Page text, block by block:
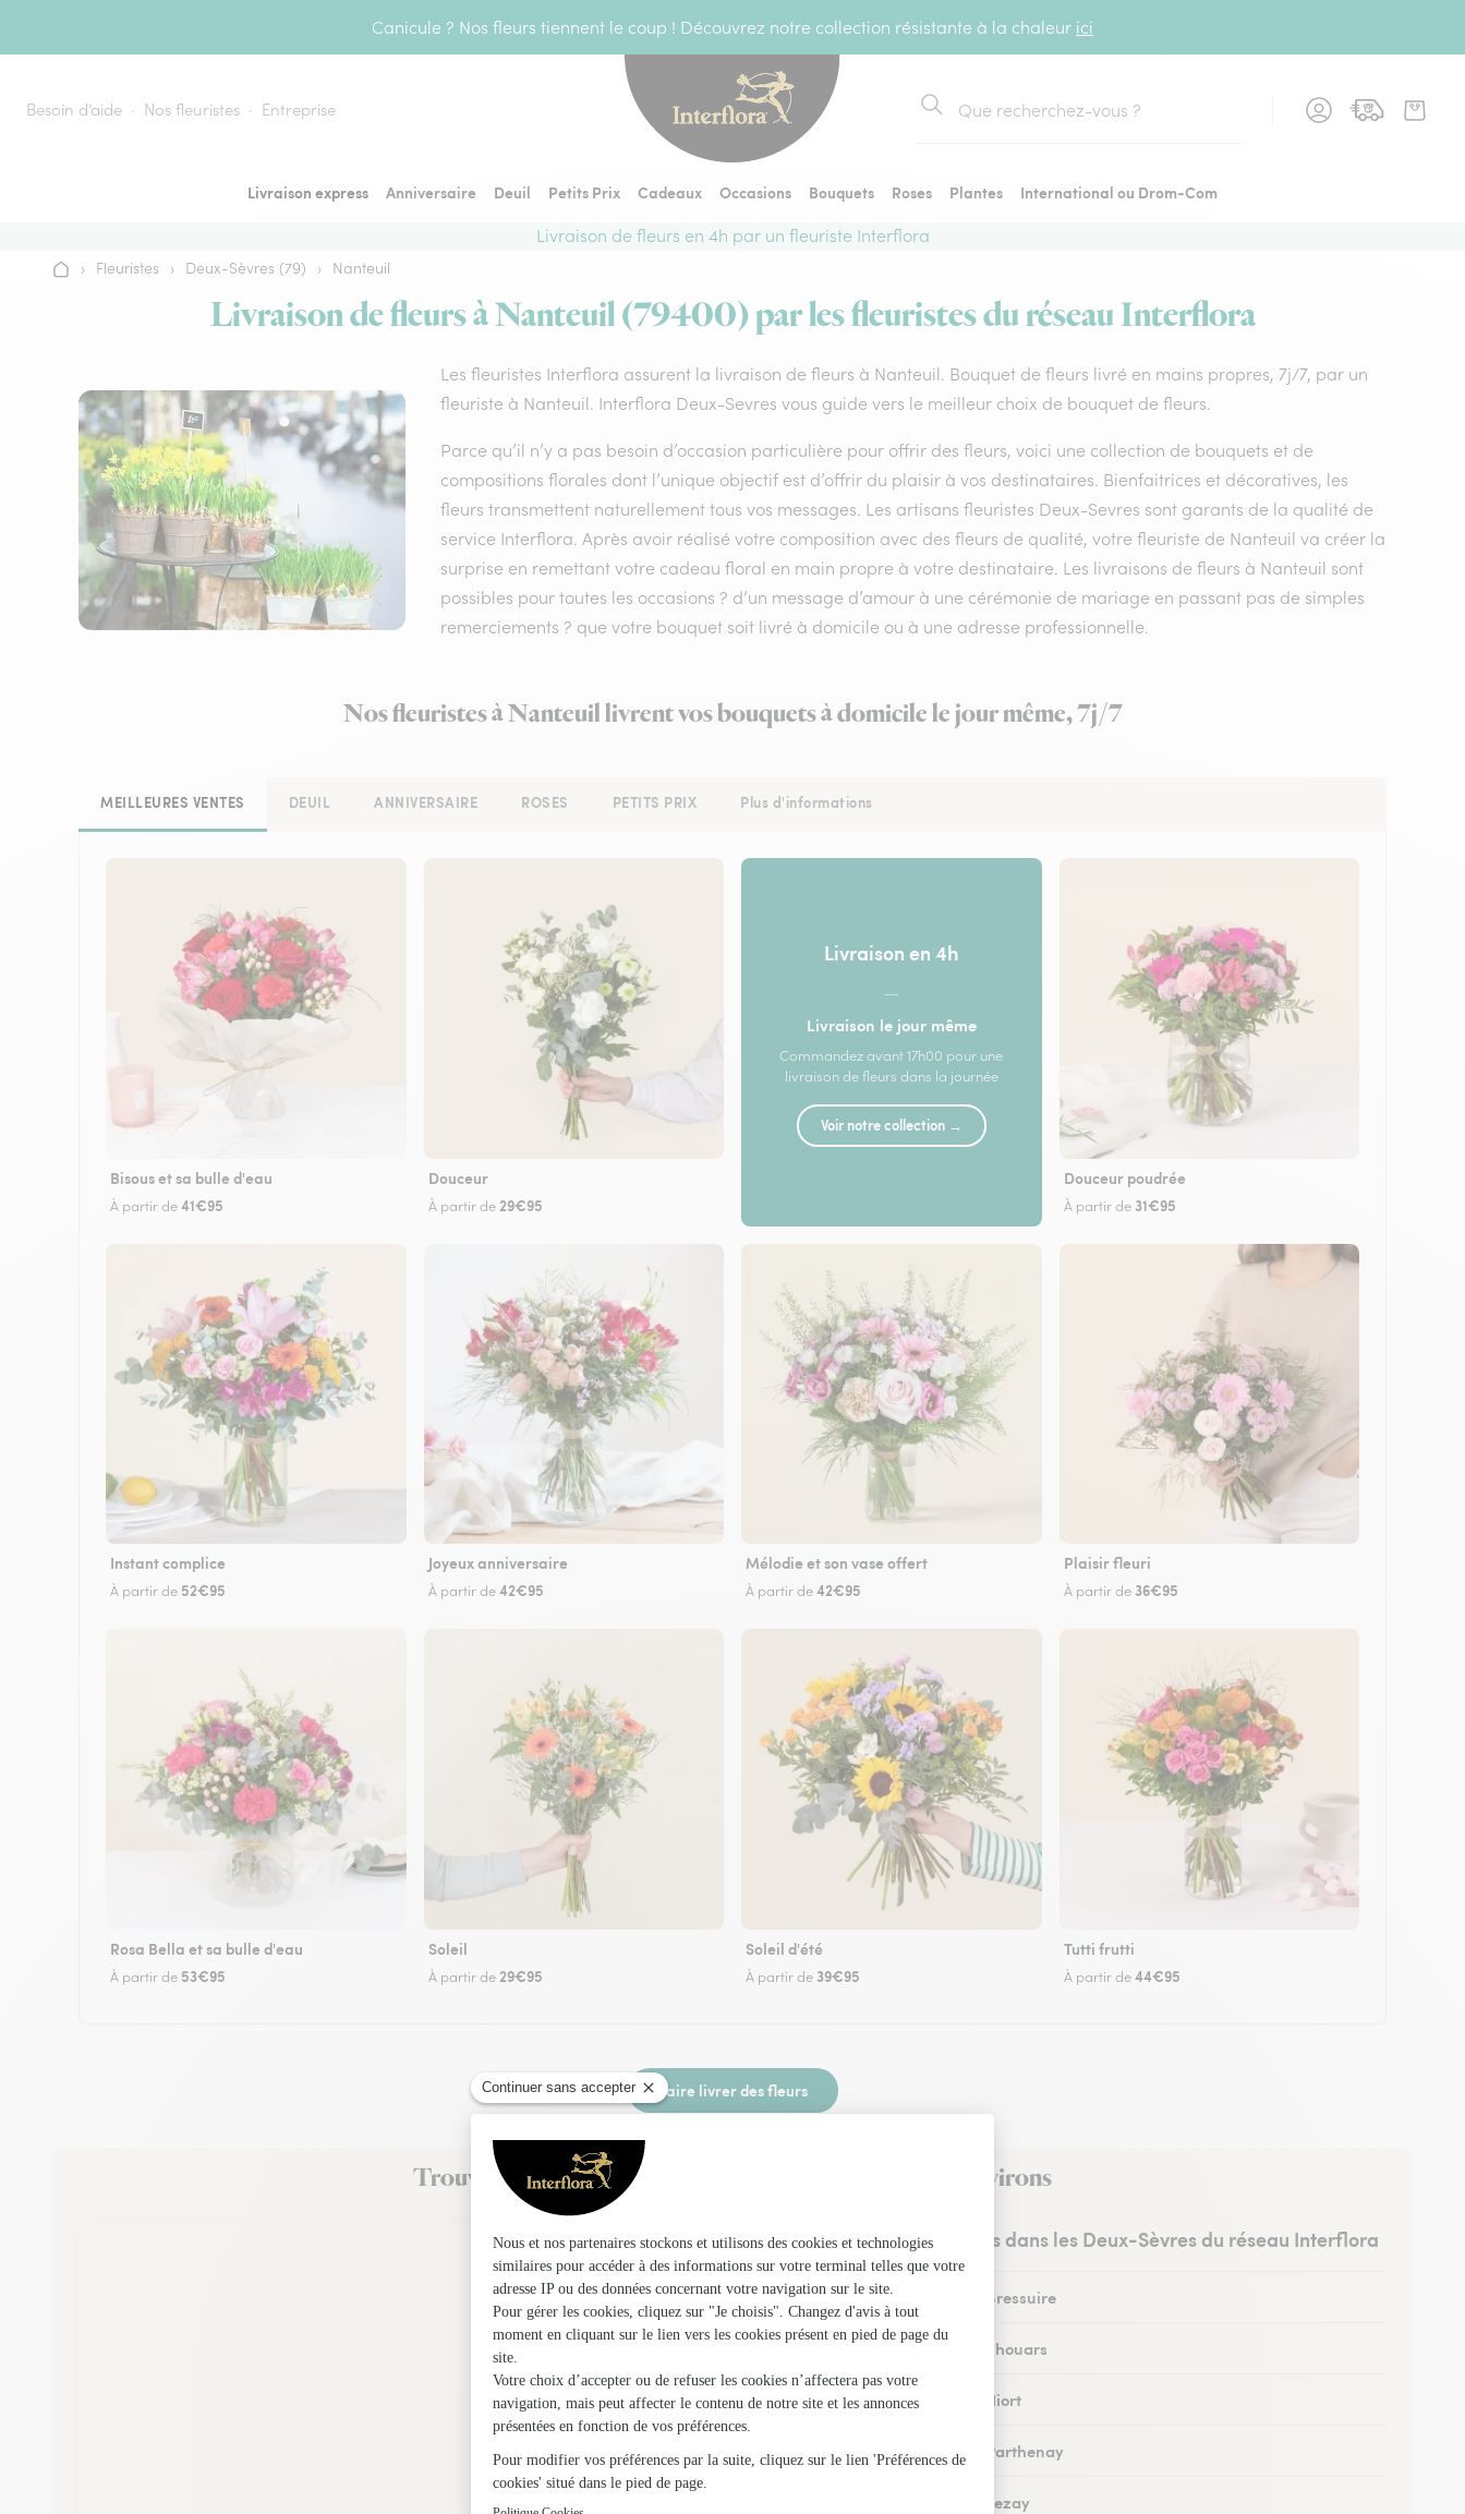
Canicule ? Nos fleurs tiennent le coup ! Découvrez notre collection résistante à la chaleur ici
Besoin d’aide Nos fleuristes Entreprise
Rechercher
Livraison express Anniversaire Deuil Petits Prix Cadeaux Occasions Bouquets Roses Plantes
International ou Drom-Com
Livraison de fleurs en 4h par un fleuriste Interflora
Accueil
› Fleuristes › Deux-Sèvres (79) › Nanteuil
Livraison de fleurs à Nanteuil (79400) par les fleuristes du réseau Interflora
Les fleuristes Interflora assurent la livraison de fleurs à Nanteuil. Bouquet de fleurs livré en mains propres, 7j/7, par un
fleuriste à Nanteuil. Interflora Deux-Sevres vous guide vers le meilleur choix de bouquet de fleurs.
Parce qu’il n’y a pas besoin d’occasion particulière pour offrir des fleurs, voici une collection de bouquets et de
compositions florales dont l’unique objectif est d’offrir du plaisir à vos destinataires. Bienfaitrices et décoratives, les
fleurs transmettent naturellement tous vos messages. Les artisans fleuristes Deux-Sevres sont garants de la qualité de
service Interflora. Après avoir réalisé votre composition avec des fleurs de qualité, votre fleuriste de Nanteuil va créer la
surprise en remettant votre cadeau floral en main propre à votre destinataire. Les livraisons de fleurs à Nanteuil sont
possibles pour toutes les occasions ? d’un message d’amour à une cérémonie de mariage en passant pas de simples
remerciements ? que votre bouquet soit livré à domicile ou à une adresse professionnelle.
Nos fleuristes à Nanteuil livrent vos bouquets à domicile le jour même, 7j/7
MEILLEURES VENTES DEUIL ANNIVERSAIRE ROSES PETITS PRIX Plus d'informations
Bisous et sa bulle d'eau
À partir de41€95
Douceur
À partir de 29€95
Livraison en 4h
—
Livraison le jour même
Commandez avant 17h00 pour une
livraison de fleurs dans la journée
Voir notre collection →
Douceur poudrée
À partir de 31€95
Instant complice
À partir de 52€95
Joyeux anniversaire
À partir de42€95
Mélodie et son vase offert
À partir de42€95
Plaisir fleuri
À partir de 36€95
Rosa Bella et sa bulle d'eau
À partir de 53€95
Soleil
À partir de 29€95
Soleil d'été
À partir de 39€95
Tutti frutti
À partir de44€95
Faire livrer des fleurs
Trouvez un fleuriste Interflora à Nanteuil et dans ses environs
Les fleuristes dans les Deux-Sèvres du réseau Interflora
Fleuristes à Bressuire
Fleuristes à Thouars
Fleuristes à Niort
Fleuristes à Parthenay
Fleuristes à Lezay